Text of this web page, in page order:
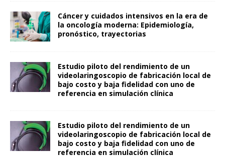
Cáncer y cuidados intensivos en la era de
la oncología moderna: Epidemiología,
pronóstico, trayectorias
Estudio piloto del rendimiento de un
videolaringoscopio de fabricación local de
bajo costo y baja fidelidad con uno de
referencia en simulación clínica
Estudio piloto del rendimiento de un
videolaringoscopio de fabricación local de
bajo costo y baja fidelidad con uno de
referencia en simulación clínica